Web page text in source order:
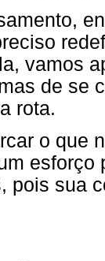
vamos
de se
rota.
o que
esforço
pois sua